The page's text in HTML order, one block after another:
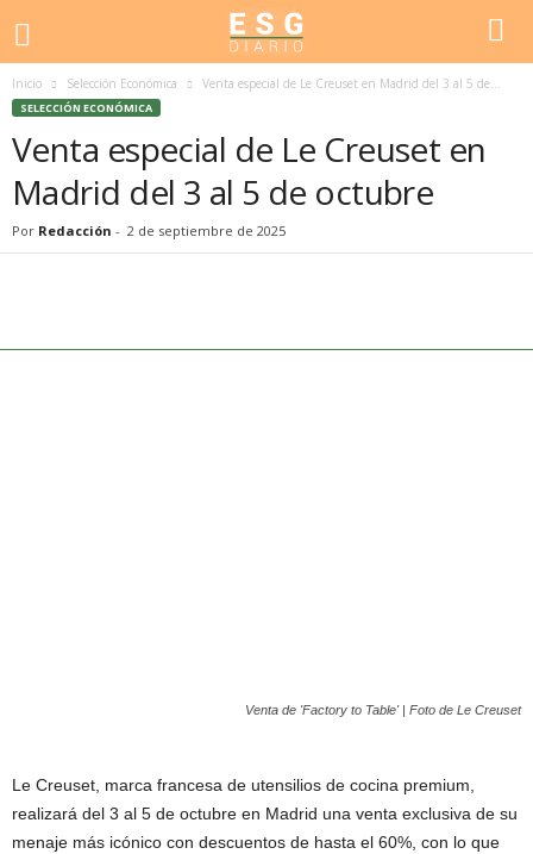
Inicio Selección Económica Venta especial de Le Creuset en Madrid del 3 al 5 de...
SELECCIÓN ECONÓMICA
Venta especial de Le Creuset en
Madrid del 3 al 5 de octubre
Por Redacción - 2 de septiembre de 2025
Venta de 'Factory to Table' | Foto de Le Creuset
Le Creuset, marca francesa de utensilios de cocina premium,
realizará del 3 al 5 de octubre en Madrid una venta exclusiva de su
menaje más icónico con descuentos de hasta el 60%, con lo que